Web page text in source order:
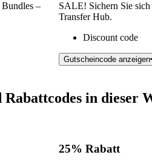
–
SALE! Sichern Sie
Transfer Hub.
Discount code
Gutscheincode anzeigen
in dieser
25% Rabatt